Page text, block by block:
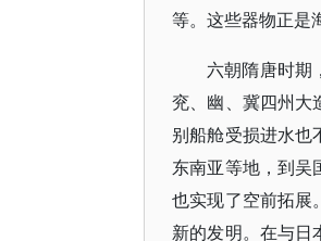
等。这些器物正是
六朝隋唐时期
兖、幽、冀四州大
别船舱受损进水也
东南亚等地，到吴
也实现了空前拓展
新的发明。在与日